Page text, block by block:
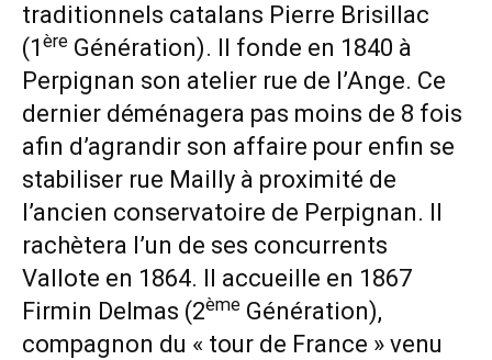
traditionnels catalans Pierre Brisillac
(1 ère Génération). Il fonde en 1840 à
Perpignan son atelier rue de l’Ange. Ce
dernier déménagera pas moins de 8 fois
afin d’agrandir son affaire pour enfin se
stabiliser rue Mailly à proximité de
l’ancien conservatoire de Perpignan. Il
rachètera l’un de ses concurrents
Vallote en 1864. Il accueille en 1867
Firmin Delmas (2ème Génération),
compagnon du « tour de France » venu